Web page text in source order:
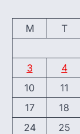
M
T
3
4
10
11
17
18
24
25